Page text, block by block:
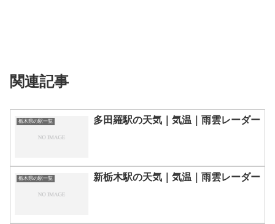
関連記事
栃木県の駅一覧 多田羅駅の天気｜気温｜雨雲レーダー
栃木県の駅一覧 新栃木駅の天気｜気温｜雨雲レーダー